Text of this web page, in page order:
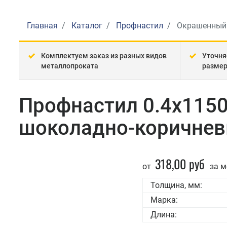
Главная Каталог Профнастил Окрашенный
Комплектуем заказ из разных видов
металлопроката
Профнастил
шоколадно-
от 318,00 руб за
Толщина, мм:
Марка:
Длина: